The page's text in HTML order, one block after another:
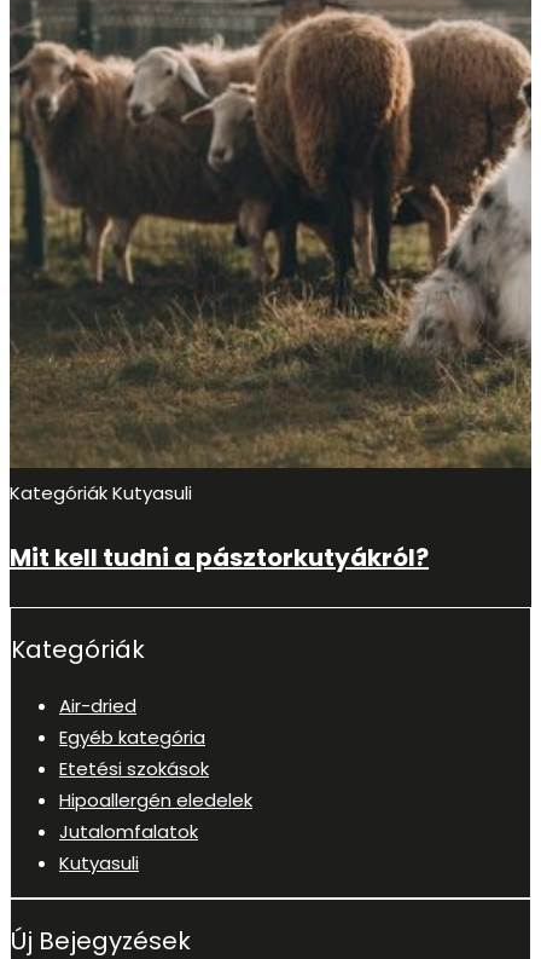
KategóriákKutyasuli
Mit kell tudni a pásztorkutyákról?
Kategóriák
Air-dried
Egyéb kategória
Etetési szokások
Hipoallergén eledelek
Jutalomfalatok
Kutyasuli
Új Bejegyzések